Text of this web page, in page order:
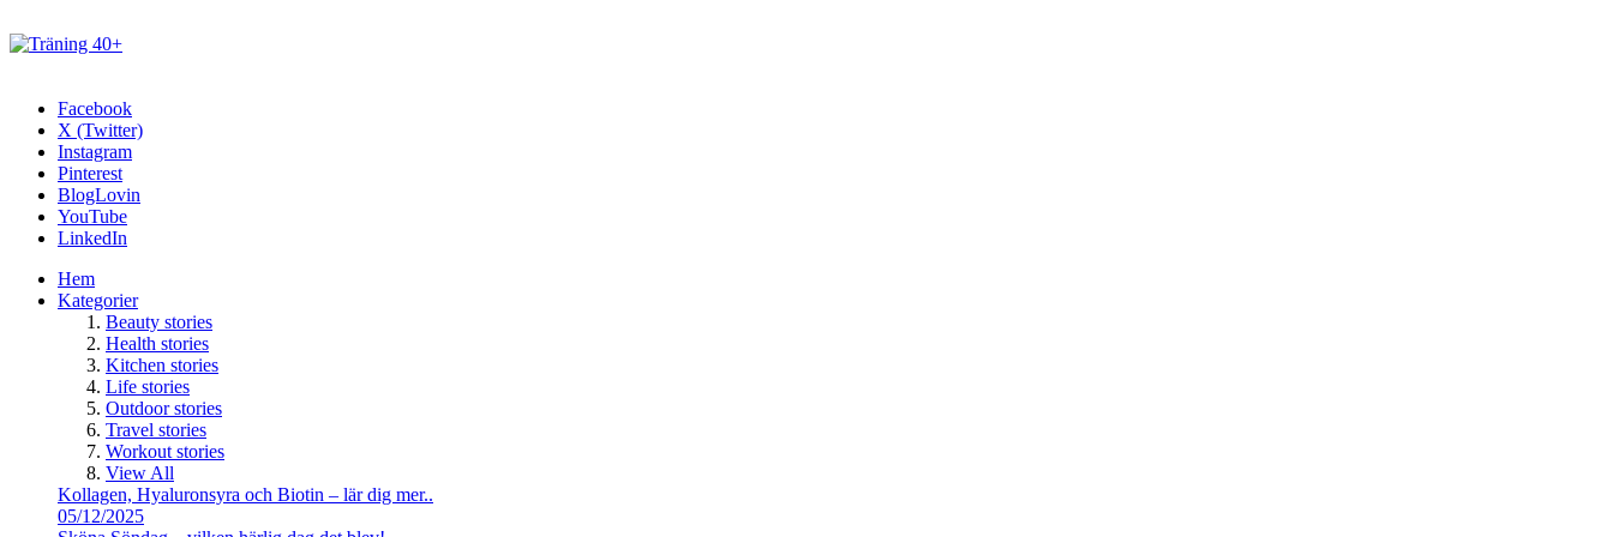
Facebook
X (Twitter)
Instagram
Pinterest
BlogLovin
YouTube
LinkedIn
Hem
Kategorier
Beauty stories
Health stories
Kitchen stories
Life stories
Outdoor stories
Travel stories
Workout stories
View All
Kollagen, Hyaluronsyra och Biotin – lär dig mer..
05/12/2025